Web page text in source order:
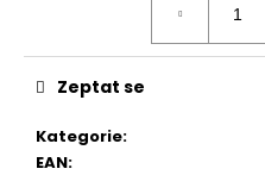
Kategorie:
EAN:
Zeptat se
VENIX
CAPPUCINO-